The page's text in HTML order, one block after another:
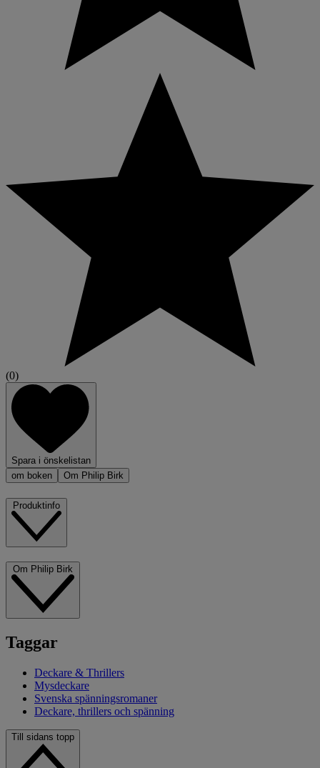
(0)
Spara i önskelistan
om boken
Om Philip Birk
Taggar
Deckare & Thrillers
Mysdeckare
Svenska spänningsromaner
Deckare, thrillers och spänning
Till sidans topp